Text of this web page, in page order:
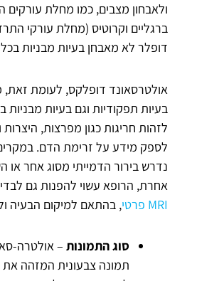
ולאבחון מצבים, כמו מחלת עורקים
ברגליים וקרוטיס (מחלת עורקי
דופלר לא מאבחן בעיות מבניות
אולטרסאונד דופלקס, לעומת
בעיות תפקודיות וגם בעיות מבניות
לזהות חריגות כגון מפרצות,
לספק מידע על זרימת הדם.
נדרש בירור הדמייתי מסוג אחר
אחרת, הרופא עשוי להפנות גם
MRI פרטי
, בהתאם למיקום הבעיה
סוג התמונות – אולטרה-
תמונה צבעונית המזהה